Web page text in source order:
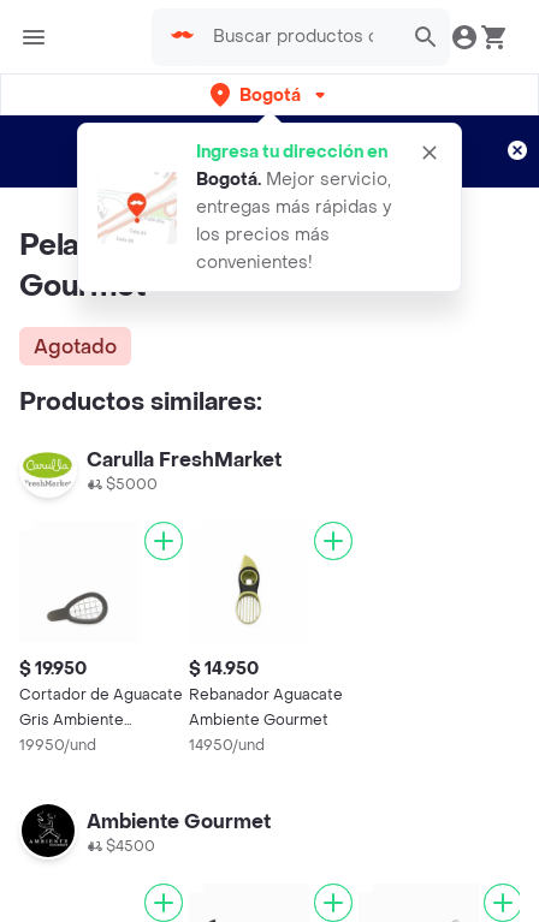
Bogotá
Ingresa tu dirección en
Bogotá. Mejor servicio,
entregas más rápidas y
los precios más
convenientes!
envíos gratis por semanas
Aplican TyC
Pelador de Maíz Gris Ambiente
Gourmet
Agotado
Productos similares:
Carulla FreshMarket
$5000
$ 19.950
Cortador de Aguacate
Gris Ambiente
Gourmet
19950/und
$ 14.950
Rebanador Aguacate
Ambiente Gourmet
14950/und
Ambiente Gourmet
$4500